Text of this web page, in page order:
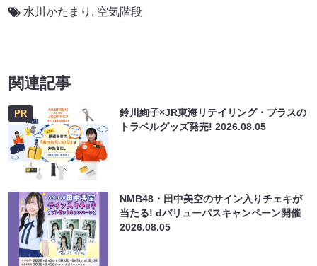
水川かたまり , 空気階段
関連記事
PR
鈴川絢子×JR東海リテイリング・プラスの
トラベルグッズ発売!2026.08.05
NMB48・田中美空のサイン入りチェキが
当たる! dバリューパスキャンペーン開催
2026.08.05